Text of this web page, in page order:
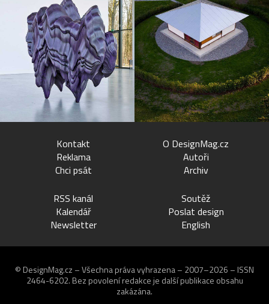
Kontakt
Reklama
Chci psát
O DesignMag.cz
Autoři
Archiv
RSS kanál
Kalendář
Newsletter
Soutěž
Poslat design
English
© DesignMag.cz – Všechna práva vyhrazena – 2007–2026 – ISSN
2464-6202. Bez povolení redakce je další publikace obsahu
zakázána.